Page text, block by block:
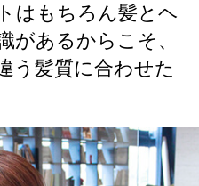
はもちろん髪とヘ
があるからこそ、
う髪質に合わせた